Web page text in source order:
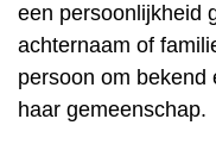
een persoonlijkheid
achternaam of
persoon om bekend
haar gemeenschap.